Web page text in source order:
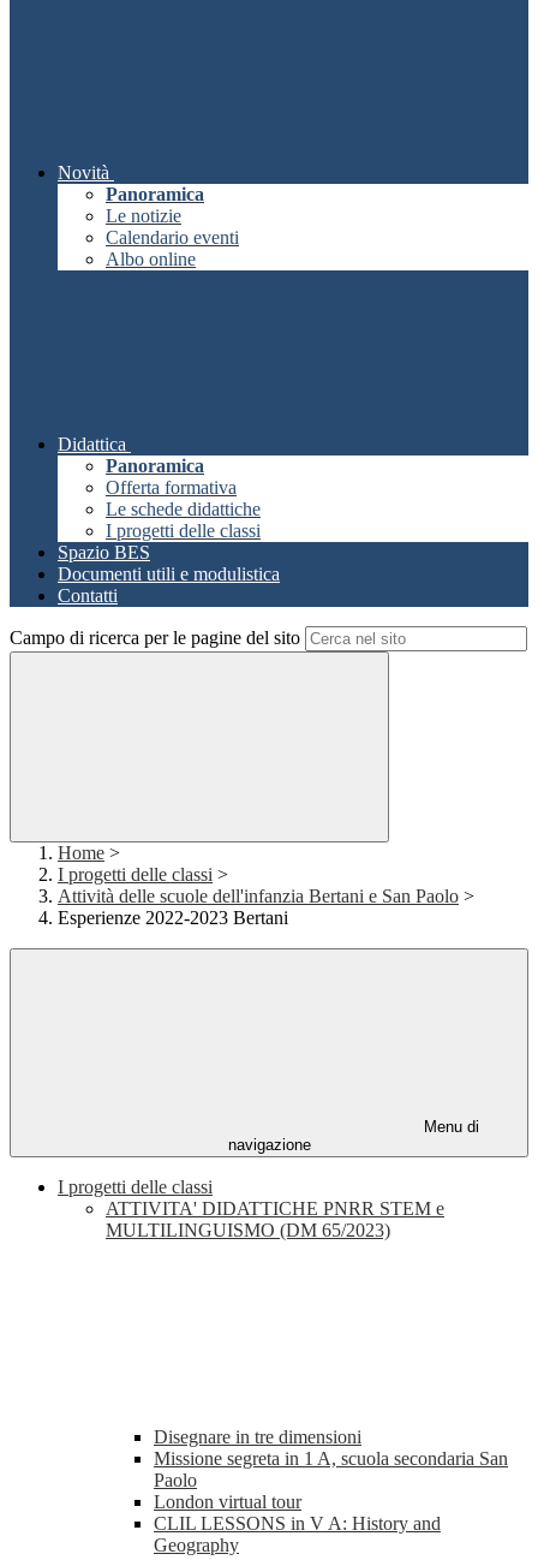
Novità
Panoramica
Le notizie
Calendario eventi
Albo online
Didattica
Panoramica
Offerta formativa
Le schede didattiche
I progetti delle classi
Spazio BES
Documenti utili e modulistica
Contatti
Campo di ricerca per le pagine del sito
Home >
I progetti delle classi >
Attività delle scuole dell'infanzia Bertani e San Paolo >
Esperienze 2022-2023 Bertani
Menu di
navigazione
I progetti delle classi
ATTIVITA' DIDATTICHE PNRR STEM e
MULTILINGUISMO (DM 65/2023)
Disegnare in tre dimensioni
Missione segreta in 1 A, scuola secondaria San
Paolo
London virtual tour
CLIL LESSONS in V A: History and
Geography